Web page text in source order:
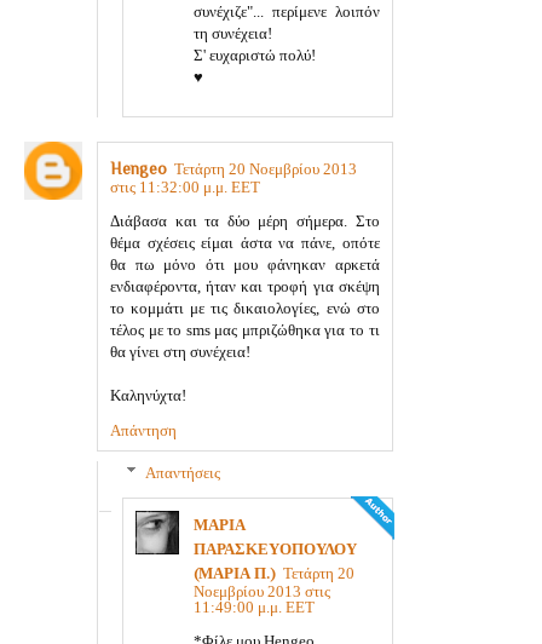
συνέχιζε"... περίμενε λοιπόν
τη συνέχεια!
Σ' ευχαριστώ πολύ!
♥
Hengeo Τετάρτη 20 Νοεμβρίου 2013
στις 11:32:00 μ.μ. EET
Διάβασα και τα δύο μέρη σήμερα. Στο
θέμα σχέσεις είμαι άστα να πάνε, οπότε
θα πω μόνο ότι μου φάνηκαν αρκετά
ενδιαφέροντα, ήταν και τροφή για σκέψη
το κομμάτι με τις δικαιολογίες, ενώ στο
τέλος με το sms μας μπριζώθηκα για το τι
θα γίνει στη συνέχεια!
Καληνύχτα!
Απάντηση
Απαντήσεις
ΜΑΡΙΑ
ΠΑΡΑΣΚΕΥΟΠΟΥΛΟΥ
(ΜΑΡΙΑ Π.) Τετάρτη 20
Νοεμβρίου 2013 στις
11:49:00 μ.μ. EET